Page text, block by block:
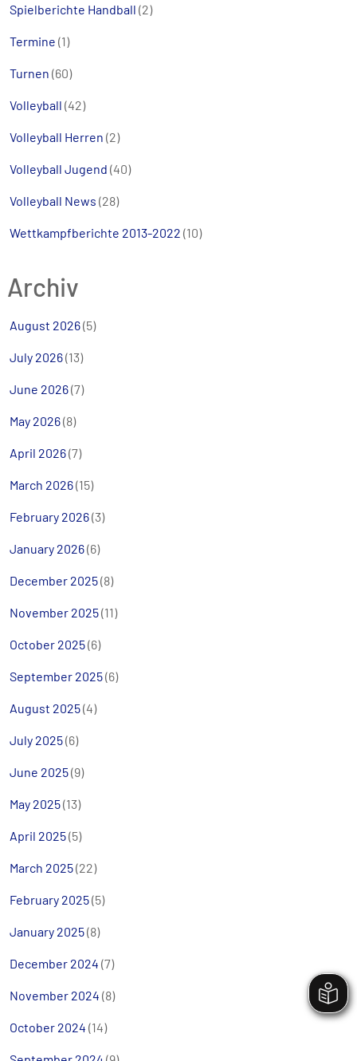
Spielberichte Handball (2)
Termine (1)
Turnen (60)
Volleyball (42)
Volleyball Herren (2)
Volleyball Jugend (40)
Volleyball News (28)
Wettkampfberichte 2013-2022 (10)
Archiv
August 2026(5)
July 2026(13)
June 2026(7)
May 2026(8)
April 2026(7)
March 2026(15)
February 2026(3)
January 2026(6)
December 2025(8)
November 2025(11)
October 2025(6)
September 2025(6)
August 2025(4)
July 2025(6)
June 2025(9)
May 2025(13)
April 2025(5)
March 2025(22)
February 2025(5)
January 2025(8)
December 2024 (7)
November 2024 (8)
October 2024 (14)